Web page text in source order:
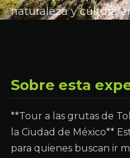
naturaleza y cultura
Sobre esta
**Tour a las grutas de
la Ciudad de México**
para quienes buscan ir